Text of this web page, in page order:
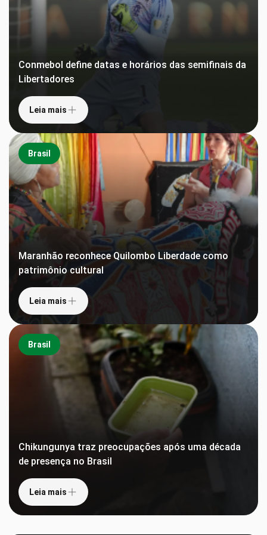
Conmebol define datas e horários das semifinais da
Libertadores
Leia mais
Brasil
Maranhão reconhece Quilombo Liberdade como
patrimônio cultural
Leia mais
Brasil
Chikungunya traz preocupações após uma década
de presença no Brasil
Leia mais